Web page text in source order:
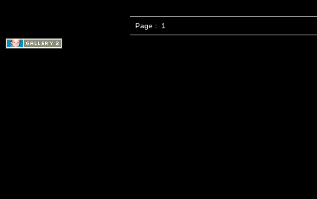
Page : 1